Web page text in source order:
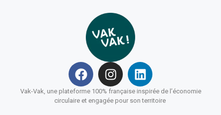
Vak-Vak, une plateforme 100% française inspirée de l’économie
circulaire et engagée pour son territoire